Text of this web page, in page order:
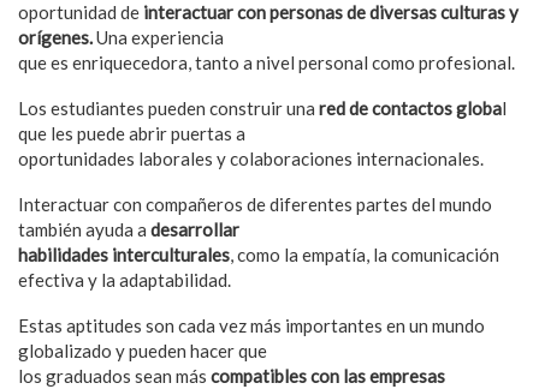
oportunidad de interactuar con personas de diversas culturas y
orígenes.Una experiencia
que es enriquecedora, tanto a nivel personal como profesional.
Los estudiantes pueden construir una red de contactos global
que les puede abrir puertas a
oportunidades laborales y colaboraciones internacionales.
Interactuar con compañeros de diferentes partes del mundo
también ayuda a desarrollar
habilidades interculturales, como la empatía, la comunicación
efectiva y la adaptabilidad.
Estas aptitudes son cada vez más importantes en un mundo
globalizado y pueden hacer que
los graduados sean más compatibles con las empresas